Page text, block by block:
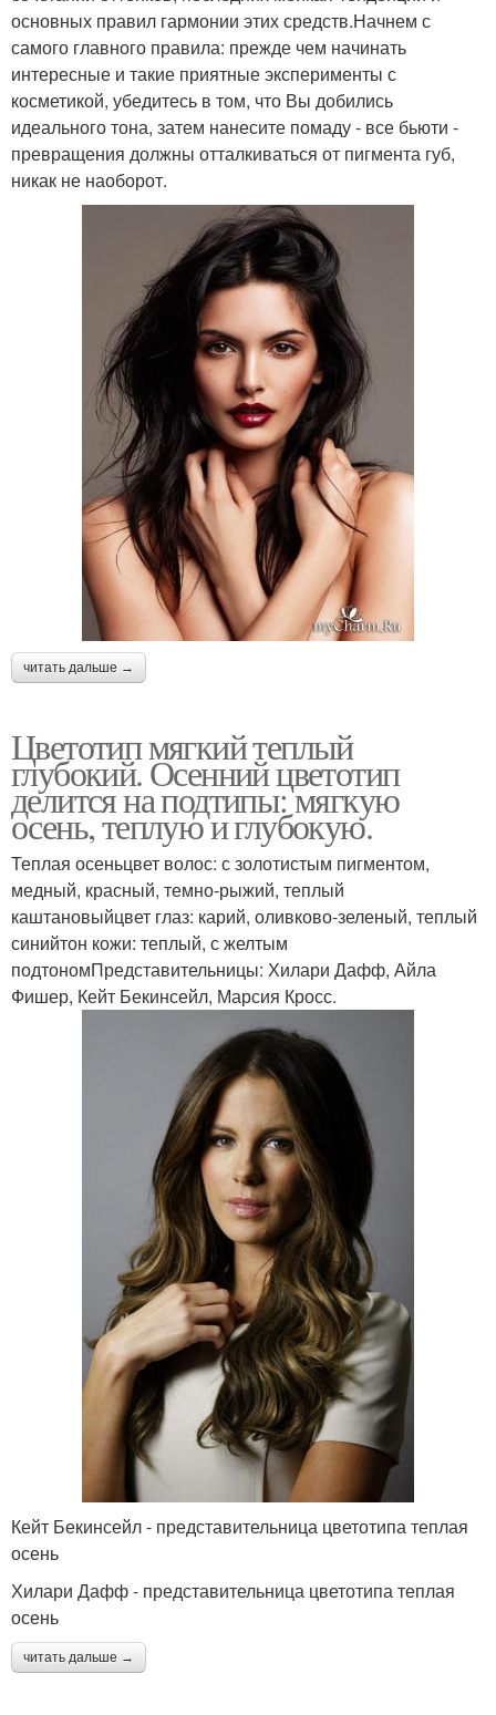
основных правил гармонии этих средств.Начнем с
самого главного правила: прежде чем начинать
интересные и такие приятные эксперименты с
косметикой, убедитесь в том, что Вы добились
идеального тона, затем нанесите помаду - все бьюти -
превращения должны отталкиваться от пигмента губ,
никак не наоборот.
читать дальше →
Цветотип мягкий теплый
глубокий. Осенний цветотип
делится на подтипы: мягкую
осень, теплую и глубокую.
Теплая осеньцвет волос: с золотистым пигментом,
медный, красный, темно-рыжий, теплый
каштановыйцвет глаз: карий, оливково-зеленый, теплый
синийтон кожи: теплый, с желтым
подтономПредставительницы: Хилари Дафф, Айла
Фишер, Кейт Бекинсейл, Марсия Кросс.
Кейт Бекинсейл - представительница цветотипа теплая
осень
Хилари Дафф - представительница цветотипа теплая
осень
читать дальше →